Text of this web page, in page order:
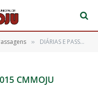
» DIÁRIAS E PASSAGENS 2015 CMMOJU
CMMOJU